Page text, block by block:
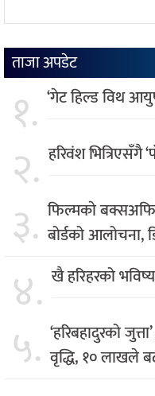
ताजा अपडेट
१. ‘गेट हिल्ड विथ
२. हरिवंश भित्रिएसँगै
३. फिल्मकाे
बोर्डको आलोचना,
४. खै हरिहरको
५. ‘हरिबहादुरको
वृद्धि, १० लाखले